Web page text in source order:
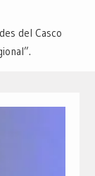
del Casco